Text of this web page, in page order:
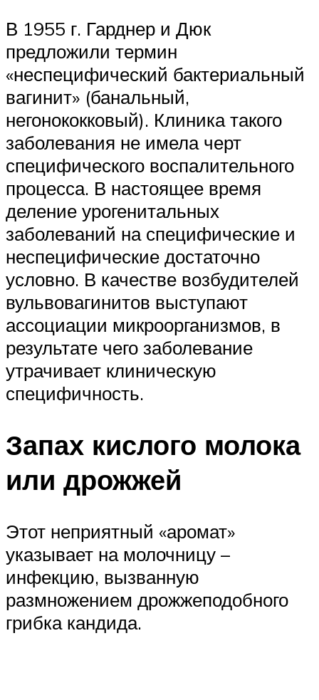
В 1955 г. Гарднер и Дюк
предложили термин
«неспецифический бактериальный
вагинит» (банальный,
негонококковый). Клиника такого
заболевания не имела черт
специфического воспалительного
процесса. В настоящее время
деление урогенитальных
заболеваний на специфические и
неспецифические достаточно
условно. В качестве возбудителей
вульвовагинитов выступают
ассоциации микроорганизмов, в
результате чего заболевание
утрачивает клиническую
специфичность.
Запах кислого молока
или дрожжей
Этот неприятный «аромат»
указывает на молочницу –
инфекцию, вызванную
размножением дрожжеподобного
грибка кандида.